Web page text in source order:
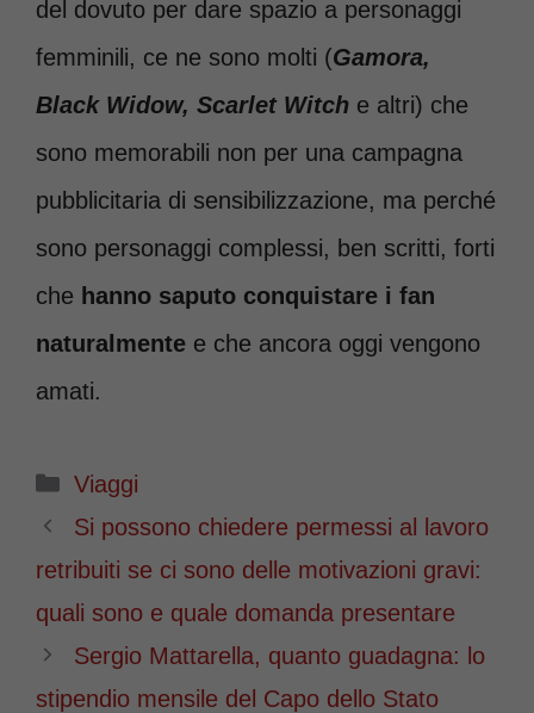
del dovuto per dare spazio a personaggi
femminili, ce ne sono molti (Gamora,
Black Widow, Scarlet Witch e altri) che
sono memorabili non per una campagna
pubblicitaria di sensibilizzazione, ma perché
sono personaggi complessi, ben scritti, forti
che hanno saputo conquistare i fan
naturalmente e che ancora oggi vengono
amati.
Categorie
Viaggi
Si possono chiedere permessi al lavoro
retribuiti se ci sono delle motivazioni gravi:
quali sono e quale domanda presentare
Sergio Mattarella, quanto guadagna: lo
stipendio mensile del Capo dello Stato